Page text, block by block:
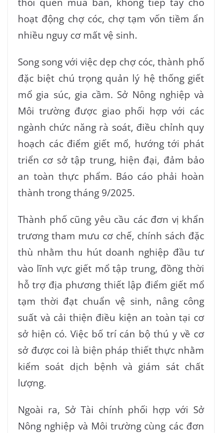
hoạt động chợ cóc, chợ tạm vốn tiềm ẩn
nhiều nguy cơ mất vệ sinh.
Song song với việc dẹp chợ cóc, thành phố
đặc biệt chú trọng quản lý hệ thống giết
mổ gia súc, gia cầm. Sở Nông nghiệp và
Môi trường được giao phối hợp với các
ngành chức năng rà soát, điều chỉnh quy
hoạch các điểm giết mổ, hướng tới phát
triển cơ sở tập trung, hiện đại, đảm bảo
an toàn thực phẩm. Báo cáo phải hoàn
thành trong tháng 9/2025.
Thành phố cũng yêu cầu các đơn vị khẩn
trương tham mưu cơ chế, chính sách đặc
thù nhằm thu hút doanh nghiệp đầu tư
vào lĩnh vực giết mổ tập trung, đồng thời
hỗ trợ địa phương thiết lập điểm giết mổ
tạm thời đạt chuẩn vệ sinh, nâng công
suất và cải thiện điều kiện an toàn tại cơ
sở hiện có. Việc bố trí cán bộ thú y về cơ
sở được coi là biện pháp thiết thực nhằm
kiểm soát dịch bệnh và giám sát chất
lượng.
Ngoài ra, Sở Tài chính phối hợp với Sở
Nông nghiệp và Môi trường cùng các đơn